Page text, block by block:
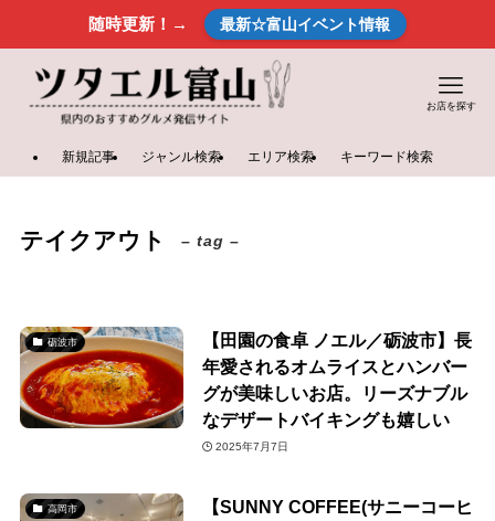
随時更新！→ 最新☆富山イベント情報
お店を探す
新規記事 ジャンル検索 エリア検索 キーワード検索
テイクアウト – tag –
砺波市
【田園の食卓 ノエル／砺波市】長
年愛されるオムライスとハンバー
グが美味しいお店。リーズナブル
なデザートバイキングも嬉しい
2025年7月7日
高岡市
【SUNNY COFFEE(サニーコーヒ